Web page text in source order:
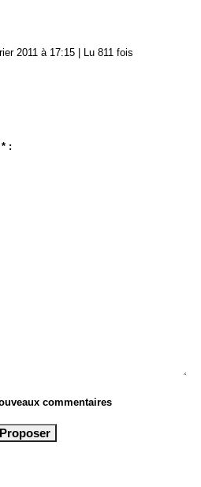
2011 à 17:15 | Lu 811 fois
:
commentaires